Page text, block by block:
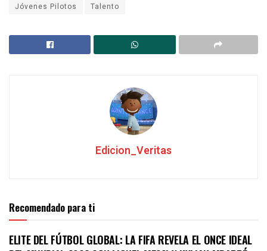
Jóvenes Pilotos
Talento
Edicion_Veritas
Recomendado para ti
ELITE DEL FÚTBOL GLOBAL: LA FIFA REVELA EL ONCE IDEAL